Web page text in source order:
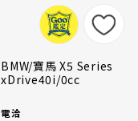
BMW/寶馬 X5 Series
xDrive40i/0cc
電洽